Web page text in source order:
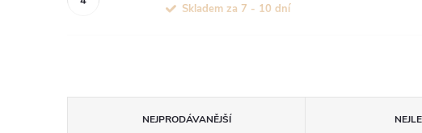
Skladem za 7 - 10 dní
NEJPRODÁVANĚJŠÍ